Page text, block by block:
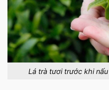
Lá trà tươi trước khi